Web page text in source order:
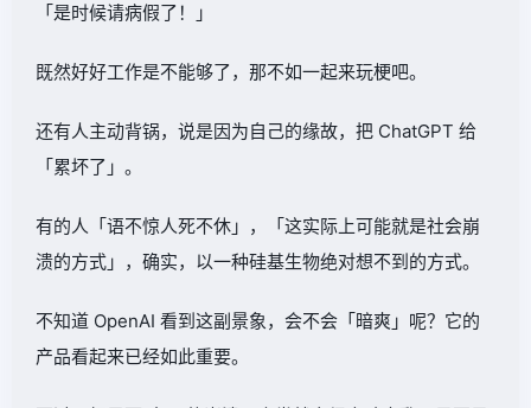
「是时候请病假了！」
既然好好工作是不能够了，那不如一起来玩梗吧。
还有人主动背锅，说是因为自己的缘故，把 ChatGPT 给
「累坏了」。
有的人「语不惊人死不休」，「这实际上可能就是社会崩
溃的方式」，确实，以一种硅基生物绝对想不到的方式。
不知道 OpenAI 看到这副景象，会不会「暗爽」呢？它的
产品看起来已经如此重要。